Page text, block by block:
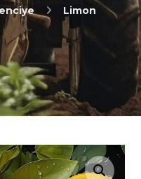
Limon
Resmi büyüt